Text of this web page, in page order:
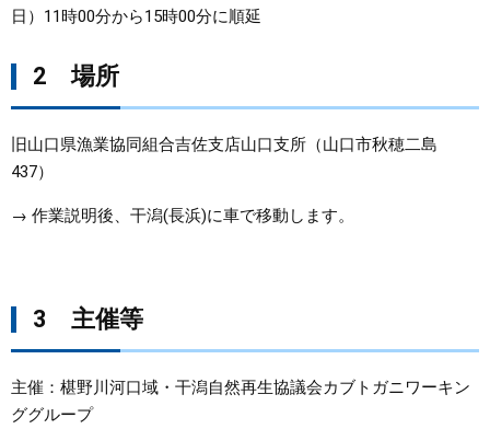
日）11時00分から15時00分に順延
2 場所
旧山口県漁業協同組合吉佐支店山口支所（山口市秋穂二島
437）
→ 作業説明後、干潟(長浜)に車で移動します。
3 主催等
主催：椹野川河口域・干潟自然再生協議会カブトガニワーキン
ググループ